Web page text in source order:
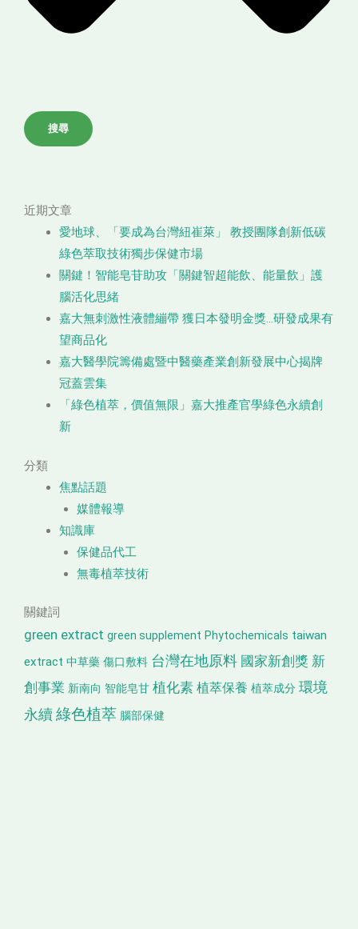
搜尋
近期文章
愛地球、「要成為台灣紐崔萊」 教授團隊創新低碳
綠色萃取技術獨步保健市場
關鍵！智能皂苷助攻「關鍵智超能飲、能量飲」護
腦活化思緒
嘉大無刺激性液體繃帶 獲日本發明金獎…研發成果有
望商品化
嘉大醫學院籌備處暨中醫藥產業創新發展中心揭牌
冠蓋雲集
「綠色植萃，價值無限」嘉大推產官學綠色永續創
新
分類
焦點話題
媒體報導
知識庫
保健品代工
無毒植萃技術
關鍵詞
green extract green supplement Phytochemicals taiwan
extract 中草藥 傷口敷料 台灣在地原料 國家新創獎 新
創事業 新南向 智能皂甘 植化素 植萃保養 植萃成分 環境
永續綠色植萃 腦部保健